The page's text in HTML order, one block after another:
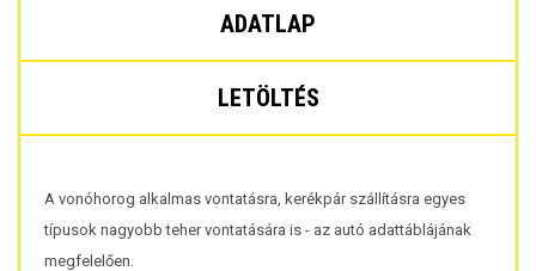
ADATLAP
LETÖLTÉS
A vonóhorog alkalmas vontatásra, kerékpár szállításra egyes
típusok nagyobb teher vontatására is - az autó adattáblájának
megfelelően.